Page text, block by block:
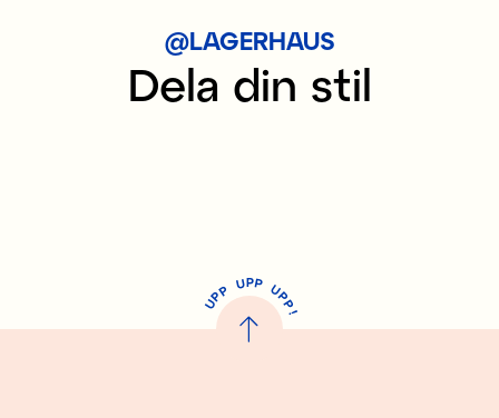
@LAGERHAUS
Dela din stil
U
P
P UPP UP
P
!